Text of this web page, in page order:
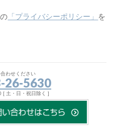
「プライバシーポリシー」 を
わせください
26-5630
[ 土・日・祝日除く ]